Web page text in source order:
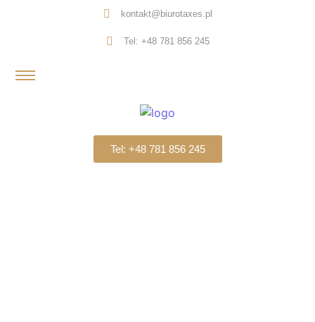
kontakt@biurotaxes.pl
Tel: +48 781 856 245
Tel: +48 781 856 245